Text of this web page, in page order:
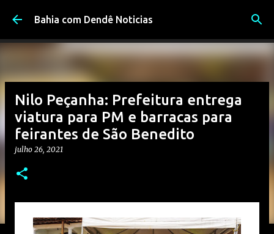
Pular para o conteúdo principal
Bahia com Dendê Noticias
Nilo Peçanha: Prefeitura entrega
viatura para PM e barracas para
feirantes de São Benedito
julho 26, 2021